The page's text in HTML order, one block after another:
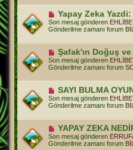
e
a
j
Y
n
i
s
a
j
Yapay Zeka
Son mesaj gönderen
Gönderilme zamanı forum
Y
e
n
i
s
a
j
Şafak'ın Doğuş ve
Son mesaj gönderen
Gönderilme zamanı forum
Y
e
n
i
e
a
j
SAYI BULMA
Son mesaj gönderen
Gönderilme zamanı forum
Y
n
i
YAPAY ZEKA
Son mesaj gönderen
Gönderilme zamanı forum